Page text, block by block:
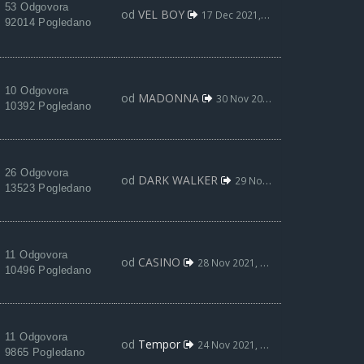
53 Odgovora
92014 Pogledano
od VEL BOY 17 Dec 2021, 15:08
10 Odgovora
10392 Pogledano
od MADONNA 30 Nov 2021, 09:45
26 Odgovora
13523 Pogledano
od DARK WALKER 29 Nov 2021, 11:57
11 Odgovora
10496 Pogledano
od CASINO 28 Nov 2021, 19:11
11 Odgovora
9865 Pogledano
od Tempor 24 Nov 2021, 06:11